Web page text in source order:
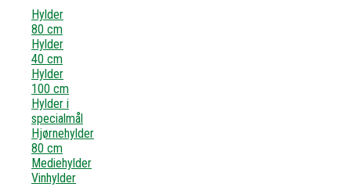
Hylder
80 cm
Hylder
40 cm
Hylder
100 cm
Hylder i
specialmål
Hjørnehylder
80 cm
Mediehylder
Vinhylder